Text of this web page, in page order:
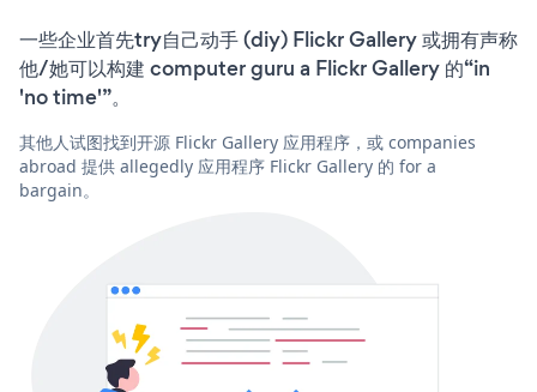
一些企业首先try自己动手 (diy) Flickr Gallery 或拥有声称
他/她可以构建 computer guru a Flickr Gallery 的“in
'no time'”。
其他人试图找到开源 Flickr Gallery 应用程序，或 companies
abroad 提供 allegedly 应用程序 Flickr Gallery 的 for a
bargain。